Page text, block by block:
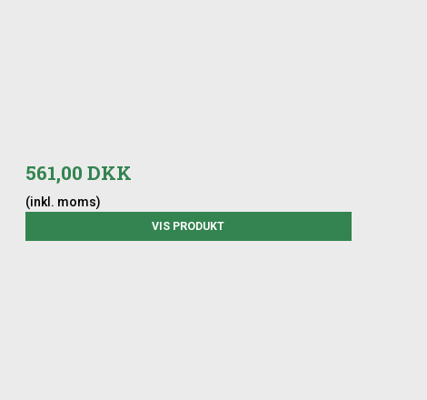
561,00 DKK
(inkl. moms)
VIS PRODUKT